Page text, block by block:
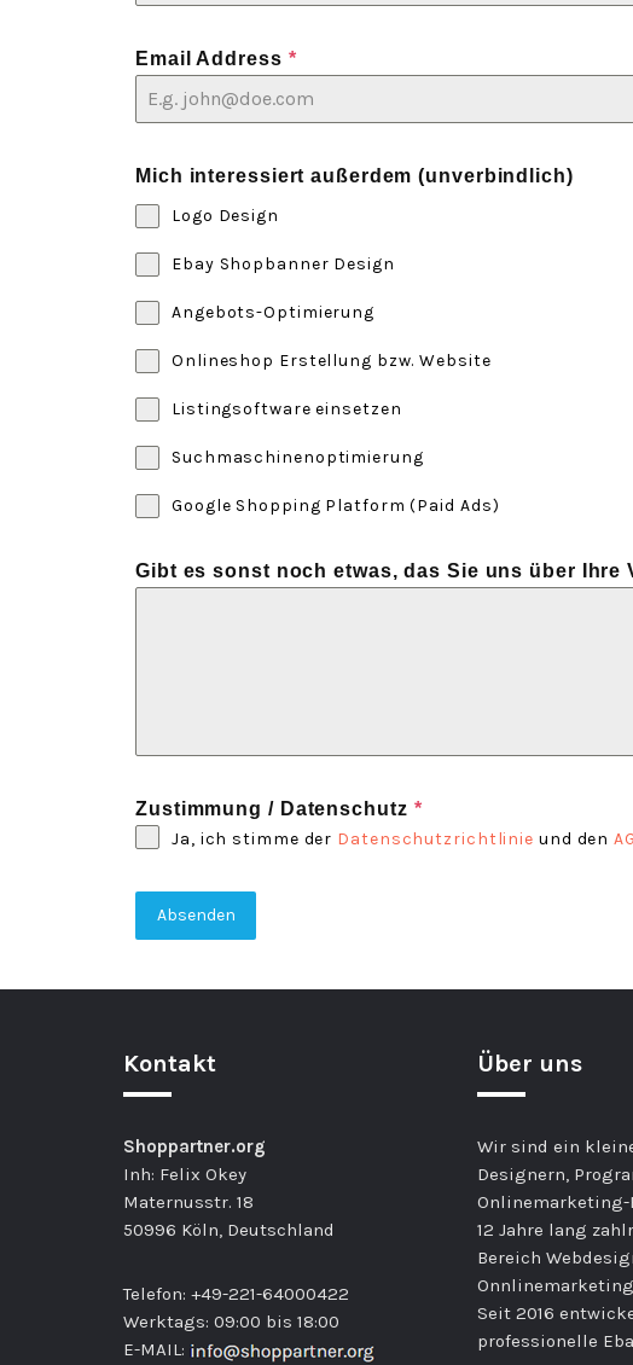
Email Address *
Mich interessiert außerdem (unverbindlich)
Logo Design
Ebay Shopbanner Design
Angebots-Optimierung
Onlineshop Erstellung bzw. Website
Listingsoftware einsetzen
Suchmaschinenoptimierung
Google Shopping Platform (Paid Ads)
Gibt es sonst noch etwas, das Sie uns über
Zustimmung / Datenschutz *
Ja, ich stimme der Datenschutzrichtlinie und den
Absenden
Kontakt
Shoppartner.org
Inh: Felix Okey
Maternusstr. 18
50996 Köln, Deutschland
Telefon: +49-221-64000422
Werktags: 09:00 bis 18:00
E-MAIL:
Über uns
Wir sind ein
Designern,
Onlinemarketing-
12 Jahre lang
Bereich
Seit 2016
professionelle